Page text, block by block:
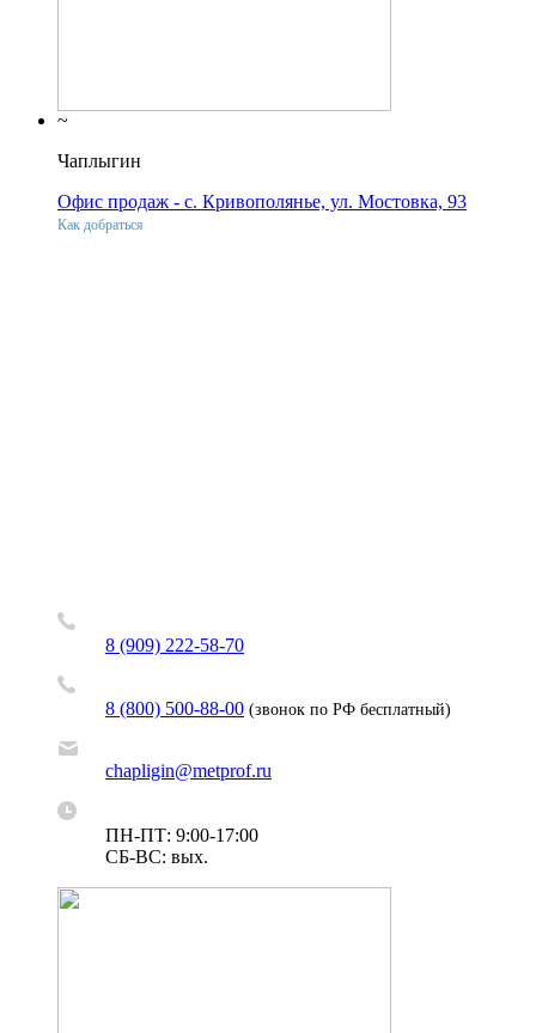
~
Чаплыгин
Офис продаж - с. Кривополянье, ул. Мостовка, 93
Как добраться
8 (909) 222-58-70
8 (800) 500-88-00 (звонок по РФ бесплатный)
chapligin@metprof.ru
ПН-ПТ: 9:00-17:00
СБ-ВС: вых.